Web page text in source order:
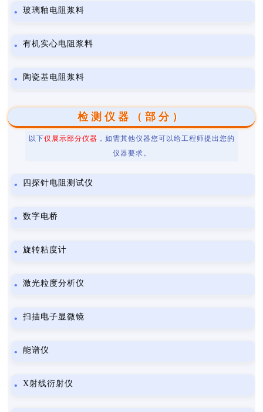
玻璃釉电阻浆料
有机实心电阻浆料
陶瓷基电阻浆料
检测仪器（部分）
以下仅展示部分仪器 ，如需其他仪器您可以给工程师提出您的
仪器要求。
四探针电阻测试仪
数字电桥
旋转粘度计
激光粒度分析仪
扫描电子显微镜
能谱仪
X射线衍射仪